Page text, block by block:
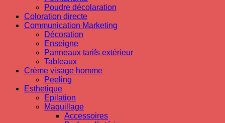
Poudre décolaration
Coloration directe
Communication Marketing
Décoration
Enseigne
Panneaux tarifs extérieur
Tableaux
Crème visage homme
Peeling
Esthetique
Epilation
Maquillage
Accessoires